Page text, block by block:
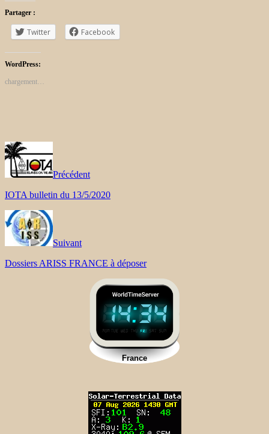
Partager :
Twitter Facebook
WordPress:
chargement…
Précédent
IOTA bulletin du 13/5/2020
Suivant
Dossiers ARISS FRANCE à déposer